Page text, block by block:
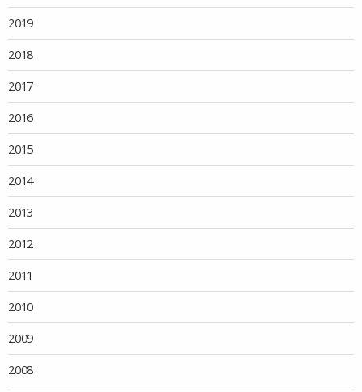
2019
2018
2017
2016
2015
2014
2013
2012
2011
2010
2009
2008